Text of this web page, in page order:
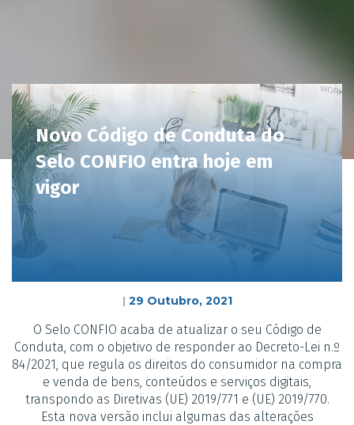
Novo Código de Conduta do
Selo CONFIO entra hoje em
vigor
| 29 Outubro, 2021
O Selo CONFIO acaba de atualizar o seu Código de
Conduta, com o objetivo de responder ao Decreto-Lei n.º
84/2021, que regula os direitos do consumidor na compra
e venda de bens, conteúdos e serviços digitais,
transpondo as Diretivas (UE) 2019/771 e (UE) 2019/770.
Esta nova versão inclui algumas das alterações